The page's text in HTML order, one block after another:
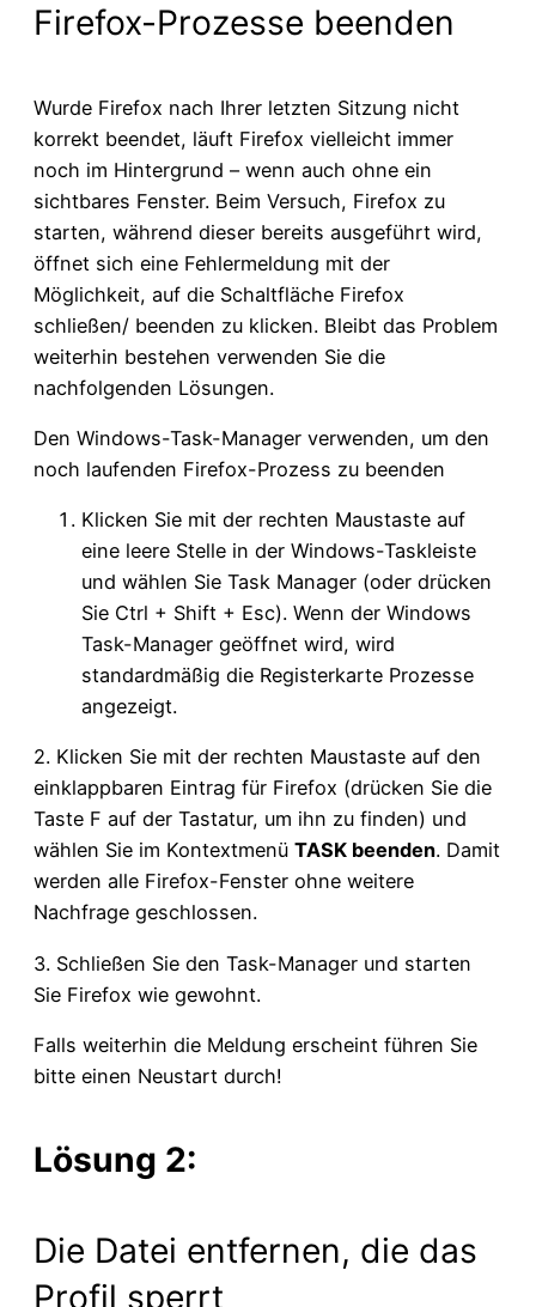
Firefox-Prozesse beenden
Wurde Firefox nach Ihrer letzten Sitzung nicht
korrekt beendet, läuft Firefox vielleicht immer
noch im Hintergrund – wenn auch ohne ein
sichtbares Fenster. Beim Versuch, Firefox zu
starten, während dieser bereits ausgeführt wird,
öffnet sich eine Fehlermeldung mit der
Möglichkeit, auf die Schaltfläche Firefox
schließen/ beenden zu klicken. Bleibt das Problem
weiterhin bestehen verwenden Sie die
nachfolgenden Lösungen.
Den Windows-Task-Manager verwenden, um den
noch laufenden Firefox-Prozess zu beenden
Klicken Sie mit der rechten Maustaste auf
eine leere Stelle in der Windows-Taskleiste
und wählen Sie Task Manager (oder drücken
Sie Ctrl + Shift + Esc). Wenn der Windows
Task-Manager geöffnet wird, wird
standardmäßig die Registerkarte Prozesse
angezeigt.
2. Klicken Sie mit der rechten Maustaste auf den
einklappbaren Eintrag für Firefox (drücken Sie die
Taste F auf der Tastatur, um ihn zu finden) und
wählen Sie im Kontextmenü TASK beenden. Damit
werden alle Firefox-Fenster ohne weitere
Nachfrage geschlossen.
3. Schließen Sie den Task-Manager und starten
Sie Firefox wie gewohnt.
Falls weiterhin die Meldung erscheint führen Sie
bitte einen Neustart durch!
Lösung 2:
Die Datei entfernen, die das
Profil sperrt